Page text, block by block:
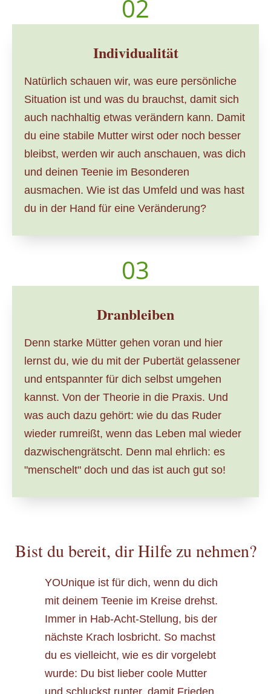
02
Individualität
Natürlich schauen wir, was eure persönliche
Situation ist und was du brauchst, damit sich
auch nachhaltig etwas verändern kann. Damit
du eine stabile Mutter wirst oder noch besser
bleibst, werden wir auch anschauen, was dich
und deinen Teenie im Besonderen
ausmachen. Wie ist das Umfeld und was hast
du in der Hand für eine Veränderung?
03
Dranbleiben
Denn starke Mütter gehen voran und hier
lernst du, wie du mit der Pubertät gelassener
und entspannter für dich selbst umgehen
kannst. Von der Theorie in die Praxis. Und
was auch dazu gehört: wie du das Ruder
wieder rumreißt, wenn das Leben mal wieder
dazwischengrätscht. Denn mal ehrlich: es
"menschelt" doch und das ist auch gut so!
Bist du bereit, dir Hilfe zu nehmen?
YOUnique ist für dich, wenn du dich
mit deinem Teenie im Kreise drehst.
Immer in Hab-Acht-Stellung, bis der
nächste Krach losbricht. So machst
du es vielleicht, wie es dir vorgelebt
wurde: Du bist lieber coole Mutter
und schluckst runter, damit Frieden